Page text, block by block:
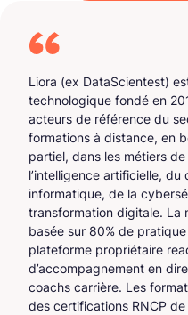
Liora (ex DataScientest)
technologique fondé en
acteurs de référence du
formations à distance, en
partiel, dans les métiers
l’intelligence artificielle,
informatique, de la
transformation digitale. La
basée sur 80% de
plateforme propriétaire
d’accompagnement en
coachs carrière. Les
des certifications RNCP